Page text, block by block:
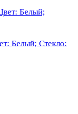
Белый; Стекло: